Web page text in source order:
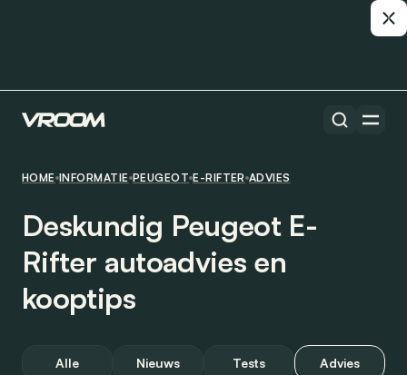
HOME INFORMATIE PEUGEOT E-RIFTER ADVIES
Deskundig Peugeot E-
Rifter autoadvies en
kooptips
Alle Nieuws Tests Advies